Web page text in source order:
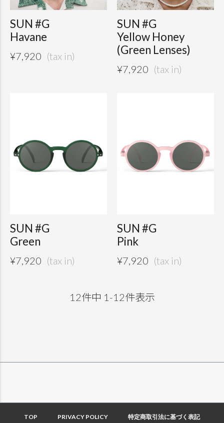
SUN #G
Havane
¥7,920
SUN #G
Yellow Honey
(Green Lenses)
¥7,920
SUN #G
Green
¥7,920
SUN #G
Pink
¥7,920
12件中 1 -12件表示
TOP PRIVACY POLICY 特定商取引法に基づく表記